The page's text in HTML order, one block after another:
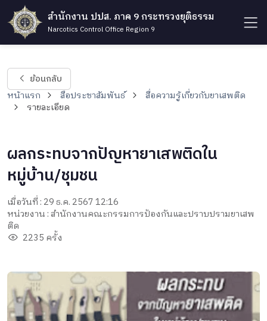
สำนักงาน ปปส. ภาค 9 กระทรวงยุติธรรม
Narcotics Control Office Region 9
ย้อนกลับ
หน้าแรก สื่อประชาสัมพันธ์
สื่อความรู้เกี่ยวกับยาเสพติด
รายละเอียด
ผลกระทบจากปัญหายาเสพติดใน
หมู่บ้าน/ชุมชน
เมื่อวันที่ : 29 ธ.ค. 2567 12:16
หน่วยงาน : สำนักงานคณะกรรมการป้องกันและปราบปรามยาเสพ
ติด
2235 ครั้ง